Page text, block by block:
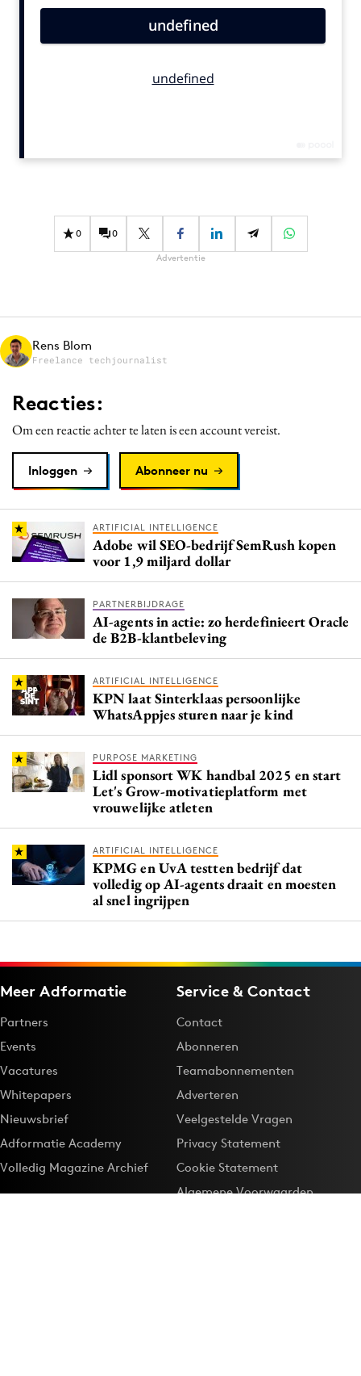
Diversiteit
Influencer marketing
Merkstrategie
PR
Purpose Marketing
Reputatie & crisis
0 0
Advertentie
Rens Blom
Freelance techjournalist
Reacties:
Om een reactie achter te laten is een account vereist.
Inloggen Abonneer nu
ARTIFICIAL INTELLIGENCE
Adobe wil SEO-bedrijf SemRush kopen
voor 1,9 miljard dollar
PARTNERBIJDRAGE
AI-agents in actie: zo herdefinieert Oracle
de B2B-klantbeleving
ARTIFICIAL INTELLIGENCE
KPN laat Sinterklaas persoonlijke
WhatsAppjes sturen naar je kind
PURPOSE MARKETING
Lidl sponsort WK handbal 2025 en start
Let's Grow-motivatieplatform met
vrouwelijke atleten
ARTIFICIAL INTELLIGENCE
KPMG en UvA testten bedrijf dat
volledig op AI-agents draait en moesten
al snel ingrijpen
Meer Adformatie
Partners
Events
Vacatures
Whitepapers
Nieuwsbrief
Adformatie Academy
Volledig Magazine Archief
Service & Contact
Contact
Abonneren
Teamabonnementen
Adverteren
Veelgestelde Vragen
Privacy Statement
Cookie Statement
Algemene Voorwaarden